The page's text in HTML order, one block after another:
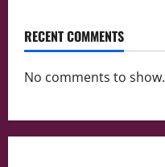
RECENT COMMENTS
No comments to show.